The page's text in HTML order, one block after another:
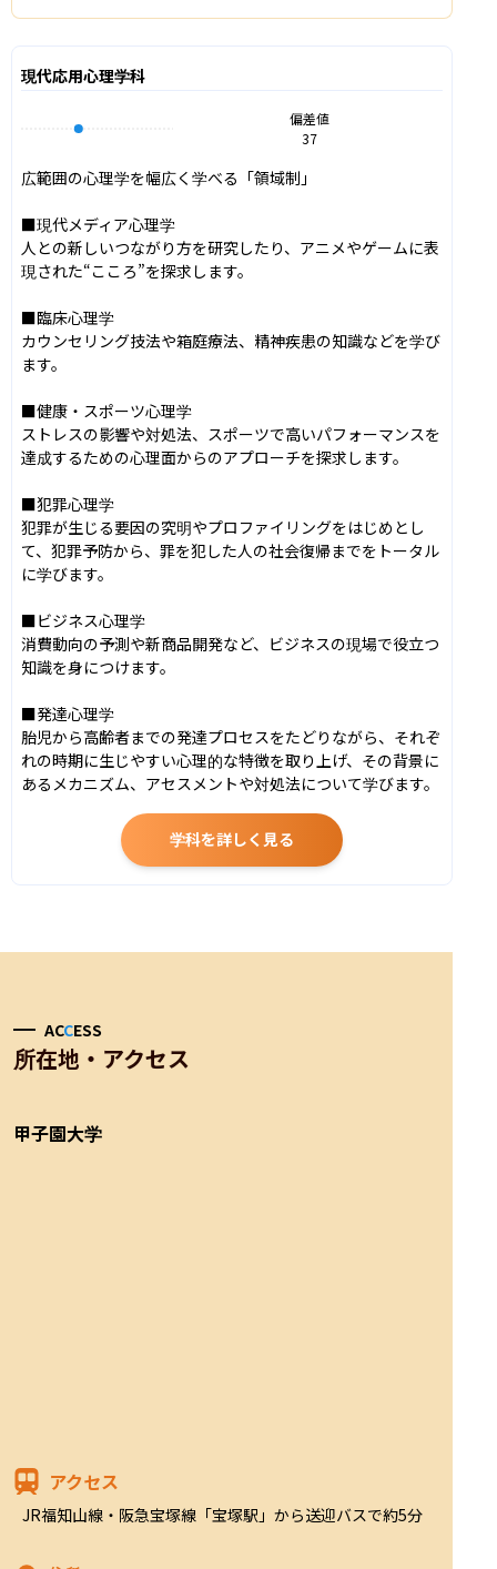
現代応用心理学科
偏差値
37
広範囲の心理学を幅広く学べる「領域制」
■現代メディア心理学
人との新しいつながり方を研究したり、アニメやゲームに表
現された“こころ”を探求します。
■臨床心理学
カウンセリング技法や箱庭療法、精神疾患の知識などを学び
ます。
■健康・スポーツ心理学
ストレスの影響や対処法、スポーツで高いパフォーマンスを
達成するための心理面からのアプローチを探求します。
■犯罪心理学
犯罪が生じる要因の究明やプロファイリングをはじめとし
て、犯罪予防から、罪を犯した人の社会復帰までをトータル
に学びます。
■ビジネス心理学
消費動向の予測や新商品開発など、ビジネスの現場で役立つ
知識を身につけます。
■発達心理学
胎児から高齢者までの発達プロセスをたどりながら、それぞ
れの時期に生じやすい心理的な特徴を取り上げ、その背景に
あるメカニズム、アセスメントや対処法について学びます。
学科を詳しく見る
ACCESS
所在地・アクセス
甲子園大学
アクセス
JR福知山線・阪急宝塚線「宝塚駅」から送迎バスで約5分